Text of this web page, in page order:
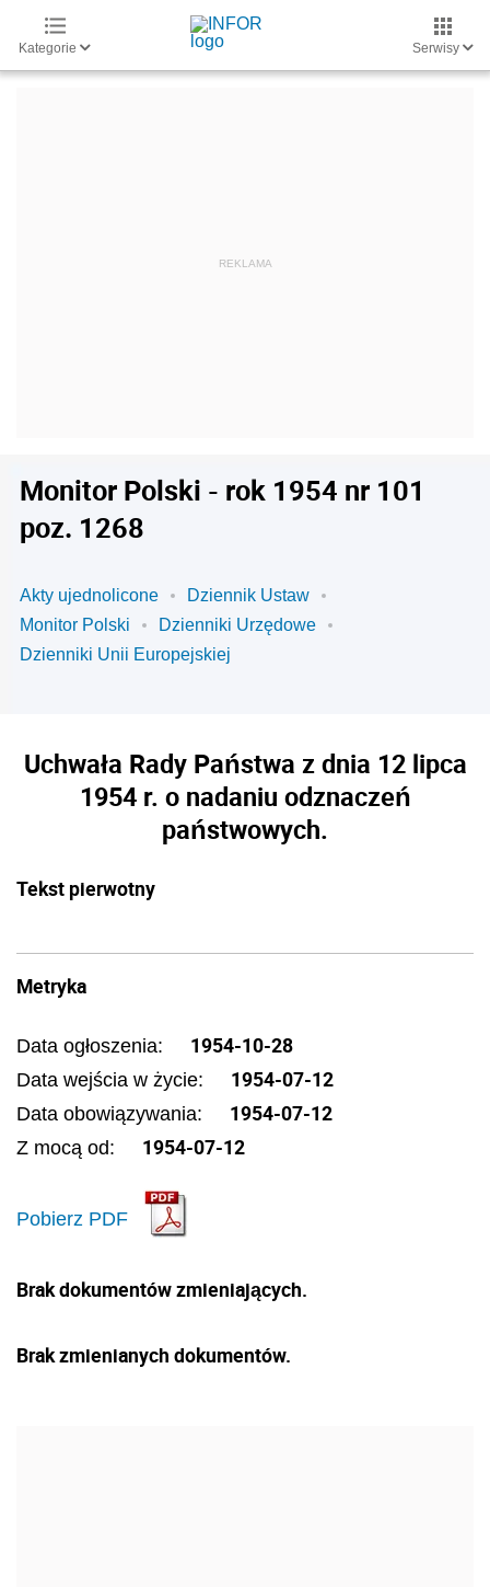
Kategorie Serwisy
Monitor Polski - rok 1954 nr 101
poz. 1268
Akty ujednolicone
Dziennik Ustaw
Monitor Polski
Dzienniki Urzędowe
Dzienniki Unii Europejskiej
Uchwała Rady Państwa z dnia 12 lipca
1954 r. o nadaniu odznaczeń
państwowych.
Tekst pierwotny
Metryka
Data ogłoszenia: 1954-10-28
Data wejścia w życie: 1954-07-12
Data obowiązywania: 1954-07-12
Z mocą od: 1954-07-12
Pobierz PDF
Brak dokumentów zmieniających.
Brak zmienianych dokumentów.